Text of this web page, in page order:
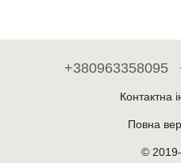
+380963358095
Контактна
Повна
©